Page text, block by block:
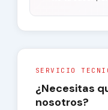
SERVICIO
¿Necesitas
nosotros?